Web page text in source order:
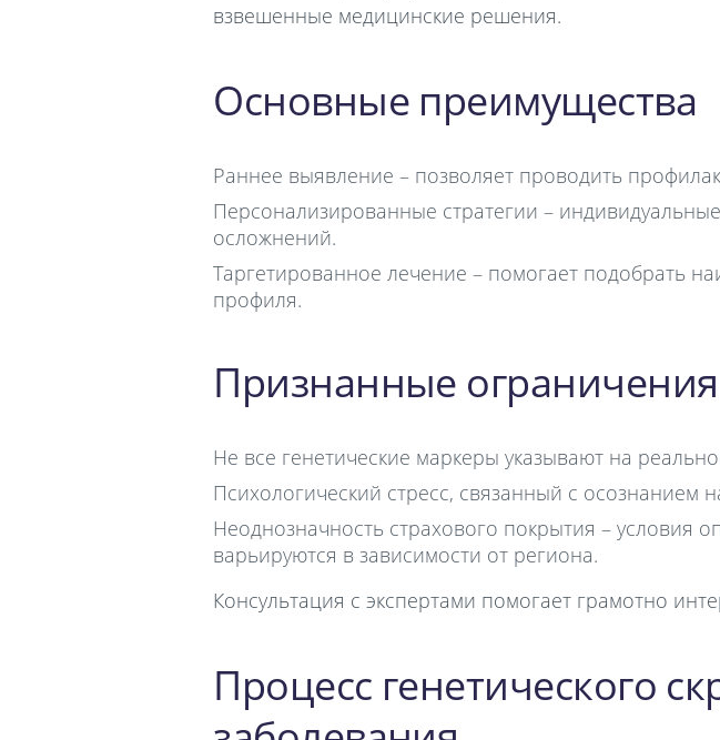
взвешенные медицинские решения.
Основные преимущества
Раннее выявление – позволяет проводить
Персонализированные стратегии –
осложнений.
Таргетированное лечение – помогает подобрать
профиля.
Признанные ограничения
Не все генетические маркеры указывают на
Психологический стресс, связанный с осознанием
Неоднозначность страхового покрытия – условия
варьируются в зависимости от региона.
Консультация с экспертами помогает грамотно
Процесс генетического